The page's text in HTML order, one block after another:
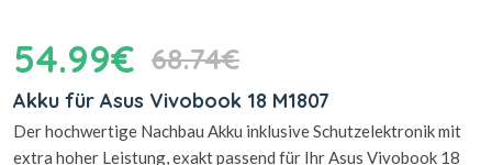
54.99€ 68.74€
Akku für Asus Vivobook 18 M1807
Der hochwertige Nachbau Akku inklusive Schutzelektronik mit
extra hoher Leistung, exakt passend für Ihr Asus Vivobook 18